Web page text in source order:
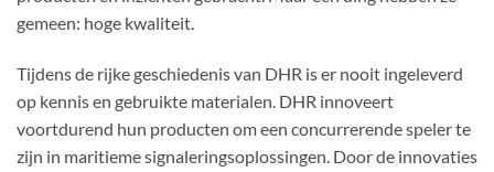
gemeen: hoge kwaliteit.
Tijdens de rijke geschiedenis van DHR is er nooit ingeleverd
op kennis en gebruikte materialen. DHR innoveert
voortdurend hun producten om een ​​concurrerende speler te
zijn in maritieme signaleringsoplossingen. Door de innovaties